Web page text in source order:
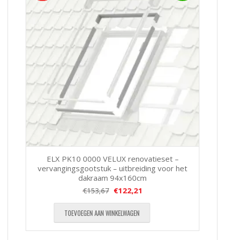
ELX PK10 0000 VELUX renovatieset –
vervangingsgootstuk – uitbreiding voor het
dakraam 94x160cm
€153,67 €122,21
TOEVOEGEN AAN WINKELWAGEN